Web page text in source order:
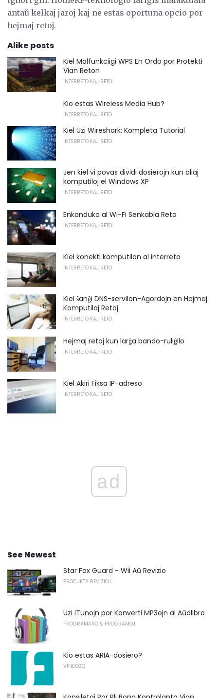
antaŭ kelkaj jaroj kaj ne estas oportuna opcio por
hejmaj retoj.
Alike posts
Kiel Malfunkciigi WPS En Ordo por Protekti
Vian Reton
INTERRETO KAJ RETO
Kio estas Wireless Media Hub?
INTERRETO KAJ RETO
Kiel Uzi Wireshark: Kompleta Tutorial
INTERRETO KAJ RETO
Jen kiel vi povas dividi dosierojn kun aliaj
komputiloj el Windows XP
INTERRETO KAJ RETO
Enkonduko al Wi-Fi Senkabla Reto
INTERRETO KAJ RETO
Kiel konekti komputilon al interreto
INTERRETO KAJ RETO
Kiel ŝanĝi DNS-servilon-Agordojn en Hejmaj
Komputilaj Retoj
INTERRETO KAJ RETO
Hejmaj retoj kun larĝa bando-ruliĝilo
INTERRETO KAJ RETO
Kiel Akiri Fiksa IP-adreso
INTERRETO KAJ RETO
ad
See Newest
Star Fox Guard - Wii Aŭ Revizio
PRODUKTA REVIZIOJ
Uzi iTunojn por Konverti MP3ojn al Aŭdlibro
PROGRAMARO & PROGRAMOJ
Kio estas ARIA-dosiero?
VINDOZO